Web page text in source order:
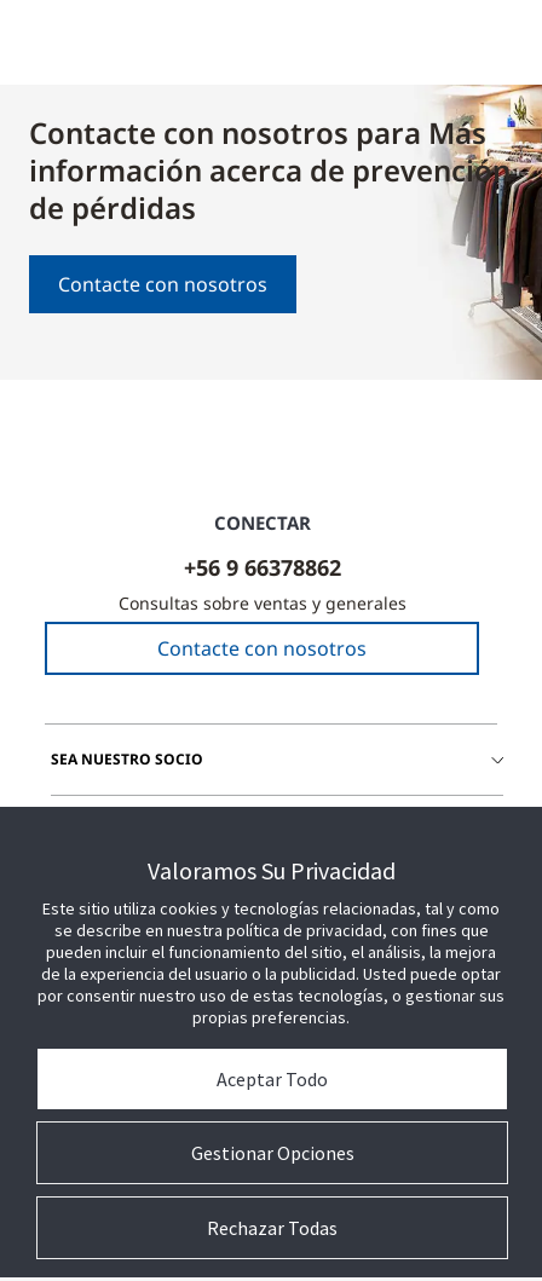
Contacte con nosotros para Más
información acerca de prevención
de pérdidas
Contacte con nosotros
CONECTAR
+56 9 66378862
Consultas sobre ventas y generales
Contacte con nosotros
SEA NUESTRO SOCIO
© 2026 Johnson Controls. Todos los derechos reservados.
Legal Ajustes de Términos
Valoramos Su Privacidad
Este sitio utiliza cookies y tecnologías relacionadas, tal y como
se describe en nuestra política de privacidad, con fines que
pueden incluir el funcionamiento del sitio, el análisis, la mejora
de la experiencia del usuario o la publicidad. Usted puede optar
por consentir nuestro uso de estas tecnologías, o gestionar sus
propias preferencias.
Gestionar Opciones
Aceptar Todo
Rechazar Todas
Preferencias